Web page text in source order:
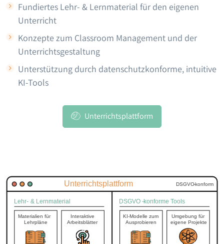
Fundiertes Lehr- & Lernmaterial für den eigenen
Unterricht
Konzepte zum Classroom Management und der
Unterrichtsgestaltung
Unterstützung durch datenschutzkonforme, intuitive
KI-Tools
Unterrichtsplattform